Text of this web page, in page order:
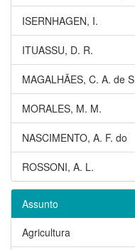
ISERNHAGEN, I.
ITUASSU, D. R.
MAGALHÃES, C. A. de
MORALES, M. M.
NASCIMENTO, A. F. do
ROSSONI, A. L.
Assunto
Agricultura